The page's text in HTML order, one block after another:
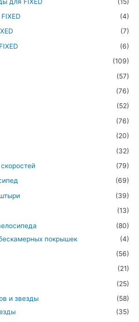
(4)
(7)
(6)
(109)
(57)
(76)
(52)
(76)
(20)
(32)
(79)
(69)
(39)
(13)
(80)
покрышек
(4)
(56)
(21)
(25)
и звезды
(58)
(35)